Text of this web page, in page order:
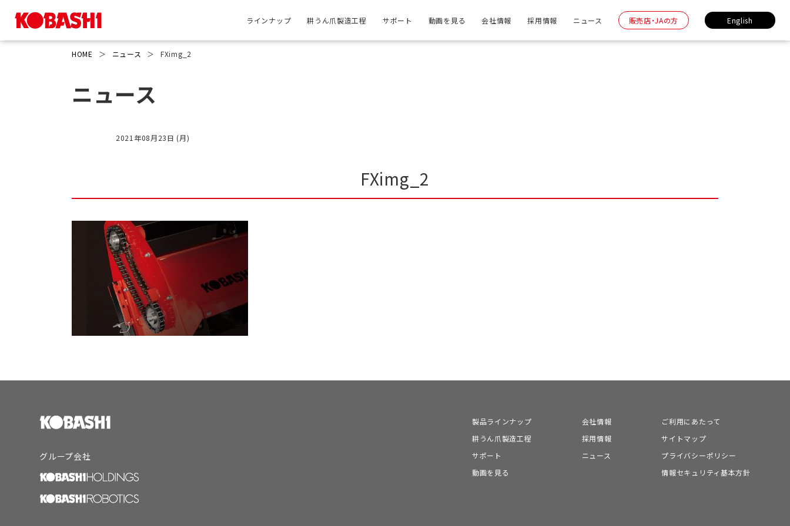
ラインナップ 耕うん爪製造工程 サポート 動画を見る 会社情報 採用情報 ニュース 販売店・JAの方 English
HOME ＞ ニュース ＞ FXimg_2
ニュース
2021年08月23日 (月)
FXimg_2
グループ会社
製品ラインナップ
耕うん爪製造工程
サポート
動画を見る
会社情報
採用情報
ニュース
ご利用にあたって
サイトマップ
プライバシーポリシー
情報セキュリティ基本方針